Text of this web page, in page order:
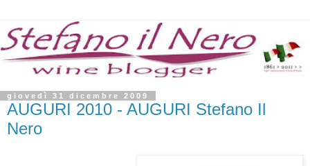
giovedì 31 dicembre 2009
AUGURI 2010 - AUGURI Stefano Il
Nero